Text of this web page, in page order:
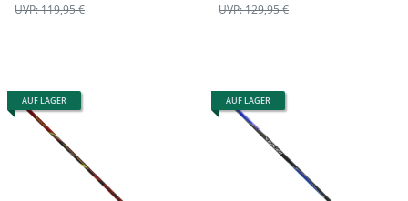
UVP: 119,95 € UVP: 129,95 €
AUF LAGER AUF LAGER